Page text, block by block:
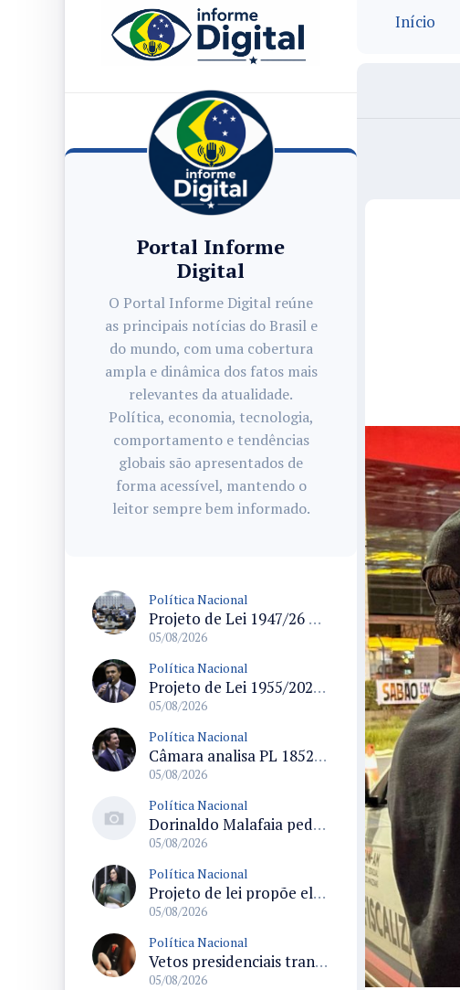
Portal Informe
Digital
O Portal Informe Digital reúne
as principais notícias do Brasil e
do mundo, com uma cobertura
ampla e dinâmica dos fatos mais
relevantes da atualidade.
Política, economia, tecnologia,
comportamento e tendências
globais são apresentados de
forma acessível, mantendo o
leitor sempre bem informado.
Política Nacional
Projeto de Lei 1947/26 propõe fim de margens para cartão de crédito e consignado do INSS
05/08/2026
Política Nacional
Projeto de Lei 1955/2026 propõe criação de geração livre de fumo ao restringir venda de vapes a nascidos desde 1º de janeiro de 2009
05/08/2026
Política Nacional
Câmara analisa PL 1852/26 que institui Política Nacional de Gestão de Desempenho e Eficiência para servidores públicos
05/08/2026
Política Nacional
Dorinaldo Malafaia pede vacinação ativa ao Ministério da Saúde para reverter queda na cobertura vacinal no Brasil
05/08/2026
Política Nacional
Projeto de lei propõe elevar para R$ 250 mil limite de isenção do IPI para pessoas com deficiência e autismo
05/08/2026
Política Nacional
Vetos presidenciais trancam a pauta do Congresso com 87 itens pendentes e incluem trechos do Orçamento de 2026
05/08/2026
Início